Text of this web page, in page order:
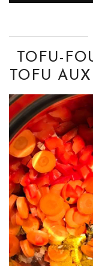
TOFU-
TOFU